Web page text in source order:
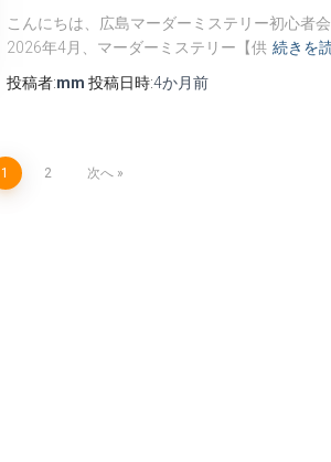
こんにちは、広島マーダーミステリー初心者
2026年4月、マーダーミステリー【供 続きを
投稿者:mm 投稿日時:4か月前
1 2 次へ